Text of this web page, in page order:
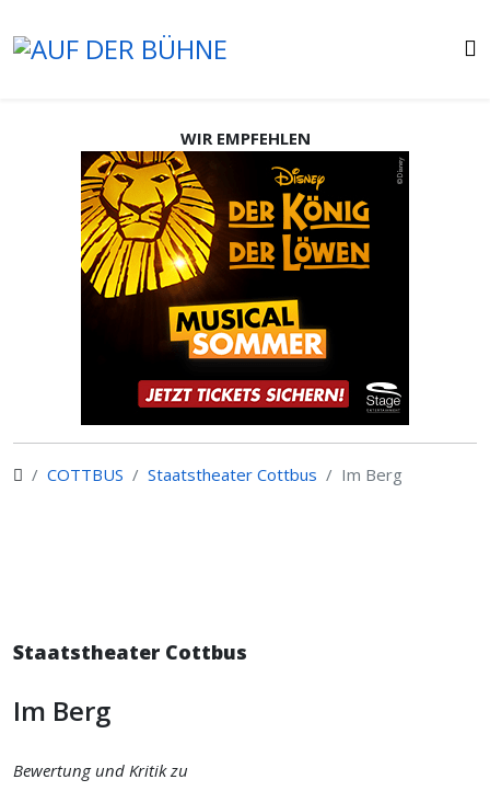
WIR EMPFEHLEN
COTTBUS Staatstheater Cottbus Im Berg
Staatstheater Cottbus
Im Berg
Bewertung und Kritik zu